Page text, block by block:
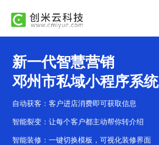
新一代智慧营销
邓州市私域小程序系统
自动获客：客户进店消费即可获取信息
智能裂变：让每个客户都主动帮你转介绍
智能装修：一键切换模板，可视化装修界面